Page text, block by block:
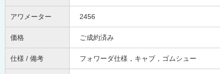
アワメーター 2456
価格 ご成約済み
仕様 / 備考 フォワーダ仕様，キャブ，ゴムシュー